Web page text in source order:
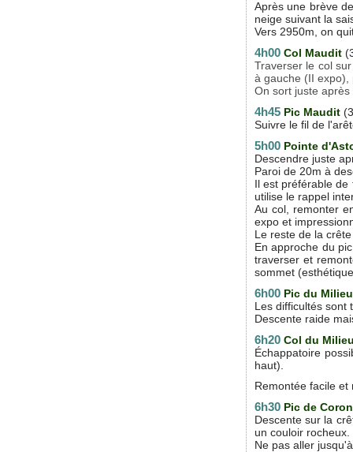
Après une brève
neige suivant la
Vers 2950m, on
4h00 Col Maudit
Traverser le col
à gauche (II expo),
On sort juste
4h45 Pic Maudit
Suivre le fil de
5h00 Pointe
Descendre juste
Paroi de 20m à
Il est préférable
utilise le rappel
Au col, remonter
expo et
Le reste de la
En approche du
traverser et
sommet
6h00 Pic du Milieu
Les difficultés sont
Descente raide
6h20 Col du
Échappatoire
haut).
Remontée facile
6h30 Pic de
Descente sur la
un couloir rocheux.
Ne pas aller